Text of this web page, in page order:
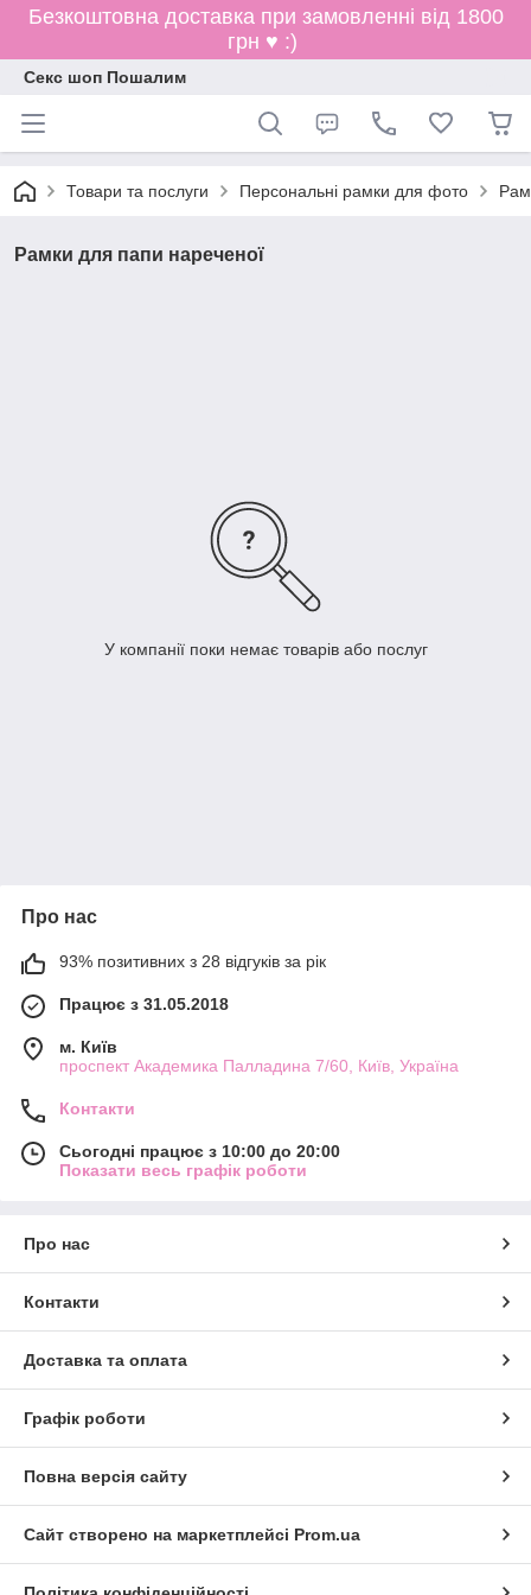
Безкоштовна доставка при замовленні від 1800
грн ♥ :)
Секс шоп Пошалим
Товари та послуги Персональні рамки для фото
Рамки для папи нареченої
У компанії поки немає товарів або послуг
Про нас
93% позитивних з 28 відгуків за рік
Працює з 31.05.2018
м. Київ
проспект Академика Палладина 7/60, Київ, Україна
Контакти
Сьогодні працює з 10:00 до 20:00
Показати весь графік роботи
Про нас
Контакти
Доставка та оплата
Графік роботи
Повна версія сайту
Сайт створено на маркетплейсі Prom.ua